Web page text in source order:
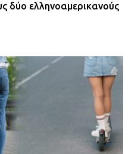
δύο ελληνοαμερικανούς